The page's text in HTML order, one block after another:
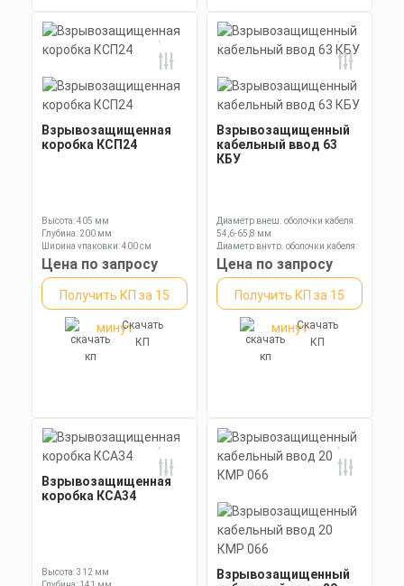
Взрывозащищенная
коробка КСП24
Высота: 405 мм
Глубина: 200 мм
Ширина упаковки: 400 см
Цена по запросу
Получить КП за 15
минутСкачать
КП
Взрывозащищенный
кабельный ввод 63
КБУ
Диаметр внеш. оболочки кабеля:
54,6-65,8 мм
Диаметр внутр. оболочки кабеля:
47,5-56,0 мм
Длина: 110,3 мм
Цена по запросу
Получить КП за 15
минутСкачать
КП
Взрывозащищенная
коробка КСА34
Высота: 312 мм
Взрывозащищенный